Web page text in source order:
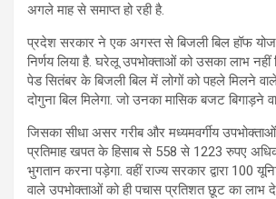
अगले माह से समाप्त हो रही है.
प्रदेश सरकार ने एक अगस्त से बिजली बिल हॉफ
निर्णय लिया है. घरेलू उपभोक्ताओं को उसका लाभ
पेड सितंबर के बिजली बिल में लोगों को पहले मिलने
दोगुना बिल मिलेगा. जो उनका मासिक बजट बिगाड़ने
जिसका सीधा असर गरीब और मध्यमवर्गीय
प्रतिमाह खपत के हिसाब से 558 से 1223 रुपए
भुगतान करना पड़ेगा. वहीं राज्य सरकार द्वारा 100
वाले उपभोक्ताओं को ही पचास प्रतिशत छूट का लाभ